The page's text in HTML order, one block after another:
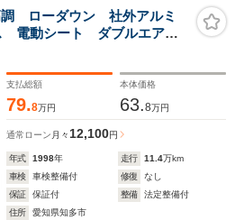
ローダウン 社外アルミ
動シート ダブルエアコ
り防止 ABS
支払総額
79.8万円
本体価格
63.8万円
通常ローン 月々 12,100円
年式 1998年 走行 11.4万km
車検
車検整備付 修復
なし
保証
保証付 整備
法定整備付
住所
愛知県知多市